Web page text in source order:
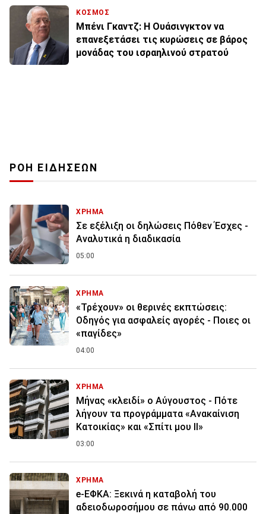
ΚΟΣΜΟΣ
Μπένι Γκαντζ: H Ουάσινγκτον να
επανεξετάσει τις κυρώσεις σε βάρος
μονάδας του ισραηλινού στρατού
ΡΟΗ ΕΙΔΗΣΕΩΝ
ΧΡΗΜΑ
Σε εξέλιξη οι δηλώσεις Πόθεν Έσχες -
Αναλυτικά η διαδικασία
05:00
ΧΡΗΜΑ
«Τρέχουν» οι θερινές εκπτώσεις:
Οδηγός για ασφαλείς αγορές - Ποιες οι
«παγίδες»
04:00
ΧΡΗΜΑ
Μήνας «κλειδί» ο Αύγουστος - Πότε
λήγουν τα προγράμματα «Ανακαίνιση
Κατοικίας» και «Σπίτι μου ΙΙ»
03:00
ΧΡΗΜΑ
e-ΕΦΚΑ: Ξεκινά η καταβολή του
αδειοδωροσήμου σε πάνω από 90.000